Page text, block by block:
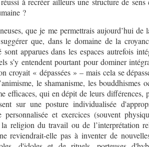
?
que je me permettrais aujourd’hui de
que, dans le domaine de la
apparues dans les espaces autrefois
s’y entendent pourtant pour dominer
croyait « dépassées » – mais cela se
le shamanisme, les bouddhismes
efficaces, qui en dépit de leurs différences,
sur une posture individualisée
personnalisée et exercices (souvent
religion du travail ou de l’interprétation
reviendrait-elle pas à inventer de